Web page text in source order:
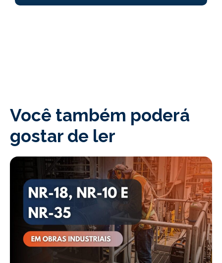
Você também poderá
gostar de ler